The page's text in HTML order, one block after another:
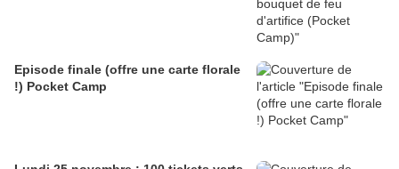
Episode finale (offre une carte florale
!) Pocket Camp